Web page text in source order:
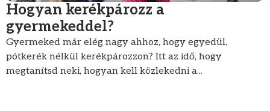
Hogyan kerékpározz a
gyermekeddel?
Gyermeked már elég nagy ahhoz, hogy egyedül,
pótkerék nélkül kerékpározzon? Itt az idő, hogy
megtanítsd neki, hogyan kell közlekedni a...